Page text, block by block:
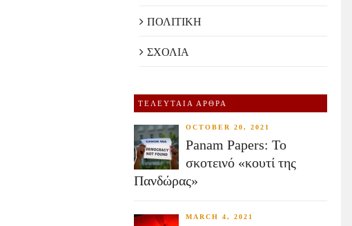
ΠΟΛΙΤΙΚΗ
ΣΧΟΛΙΑ
ΤΕΛΕΥΤΑΙΑ ΑΡΘΡΑ
OCTOBER 20, 2021
Panam Papers: Το
σκοτεινό «κουτί της
Πανδώρας»
MARCH 4, 2021